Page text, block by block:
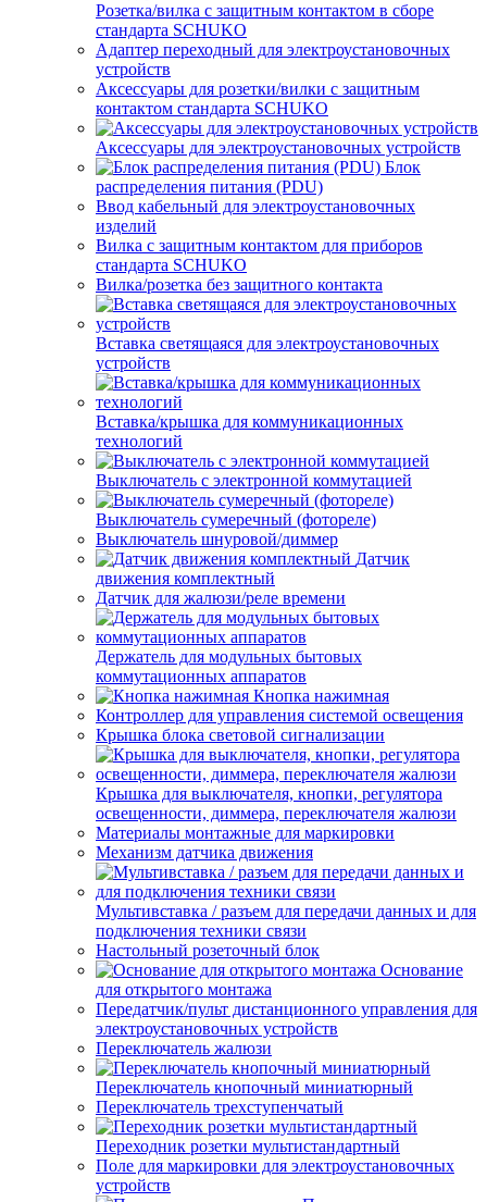
Розетка/вилка с защитным контактом в сборе
стандарта SCHUKO
Адаптер переходный для электроустановочных
устройств
Аксессуары для розетки/вилки с защитным
контактом стандарта SCHUKO
Аксессуары для электроустановочных устройств
Блок
распределения питания (PDU)
Ввод кабельный для электроустановочных
изделий
Вилка с защитным контактом для приборов
стандарта SCHUKO
Вилка/розетка без защитного контакта
Вставка светящаяся для электроустановочных
устройств
Вставка/крышка для коммуникационных
технологий
Выключатель с электронной коммутацией
Выключатель сумеречный (фотореле)
Выключатель шнуровой/диммер
Датчик
движения комплектный
Датчик для жалюзи/реле времени
Держатель для модульных бытовых
коммутационных аппаратов
Кнопка нажимная
Контроллер для управления системой освещения
Крышка блока световой сигнализации
Крышка для выключателя, кнопки, регулятора
освещенности, диммера, переключателя жалюзи
Материалы монтажные для маркировки
Механизм датчика движения
Мультивставка / разъем для передачи данных и для
подключения техники связи
Настольный розеточный блок
Основание
для открытого монтажа
Передатчик/пульт дистанционного управления для
электроустановочных устройств
Переключатель жалюзи
Переключатель кнопочный миниатюрный
Переключатель трехступенчатый
Переходник розетки мультистандартный
Поле для маркировки для электроустановочных
устройств